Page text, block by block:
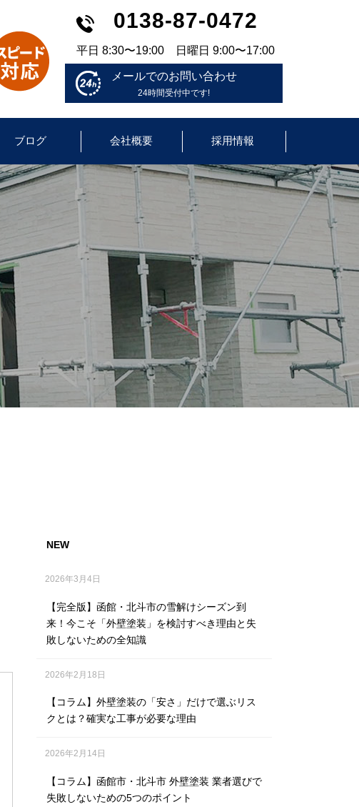
0138-87-0472
平日 8:30〜19:00 日曜日 9:00〜17:00
メールでのお問い合わせ
24時間受付中です!
ブログ 会社概要 採用情報
NEW
2026年3月4日
【完全版】函館・北斗市の雪解けシーズン到
来！今こそ「外壁塗装」を検討すべき理由と失
敗しないための全知識
2026年2月18日
【コラム】外壁塗装の「安さ」だけで選ぶリス
クとは？確実な工事が必要な理由
2026年2月14日
【コラム】函館市・北斗市 外壁塗装 業者選びで
失敗しないための5つのポイント